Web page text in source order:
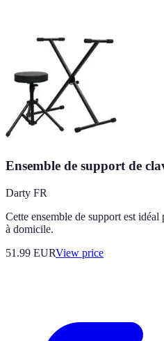
Ensemble de support de
Darty FR
Cette ensemble de support est
à domicile.
51.99 EURView price